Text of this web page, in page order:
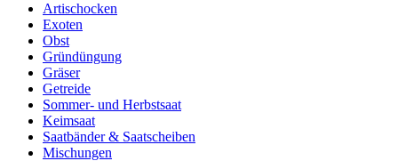
Artischocken
Exoten
Obst
Gründüngung
Gräser
Getreide
Sommer- und Herbstsaat
Keimsaat
Saatbänder & Saatscheiben
Mischungen